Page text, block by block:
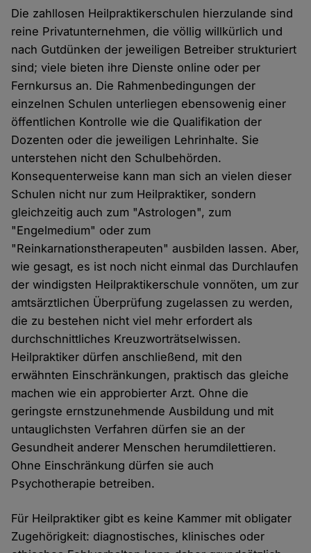
Die zahllosen Heilpraktikerschulen hierzulande sind
reine Privatunternehmen, die völlig willkürlich und
nach Gutdünken der jeweiligen Betreiber strukturiert
sind; viele bieten ihre Dienste online oder per
Fernkursus an. Die Rahmenbedingungen der
einzelnen Schulen unterliegen ebensowenig einer
öffentlichen Kontrolle wie die Qualifikation der
Dozenten oder die jeweiligen Lehrinhalte. Sie
unterstehen nicht den Schulbehörden.
Konsequenterweise kann man sich an vielen dieser
Schulen nicht nur zum Heilpraktiker, sondern
gleichzeitig auch zum "Astrologen", zum
"Engelmedium" oder zum
"Reinkarnationstherapeuten" ausbilden lassen. Aber,
wie gesagt, es ist noch nicht einmal das Durchlaufen
der windigsten Heilpraktikerschule vonnöten, um zur
amtsärztlichen Überprüfung zugelassen zu werden,
die zu bestehen nicht viel mehr erfordert als
durchschnittliches Kreuzworträtselwissen.
Heilpraktiker dürfen anschließend, mit den
erwähnten Einschränkungen, praktisch das gleiche
machen wie ein approbierter Arzt. Ohne die
geringste ernstzunehmende Ausbildung und mit
untauglichsten Verfahren dürfen sie an der
Gesundheit anderer Menschen herumdilettieren.
Ohne Einschränkung dürfen sie auch
Psychotherapie betreiben.
Für Heilpraktiker gibt es keine Kammer mit obligater
Zugehörigkeit: diagnostisches, klinisches oder